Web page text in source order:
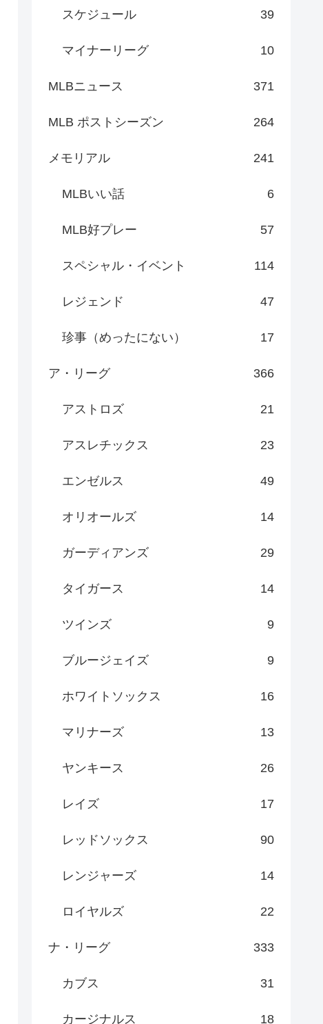
スケジュール 39
マイナーリーグ 10
MLBニュース 371
MLB ポストシーズン 264
メモリアル 241
MLBいい話 6
MLB好プレー 57
スペシャル・イベント 114
レジェンド 47
珍事（めったにない） 17
ア・リーグ 366
アストロズ 21
アスレチックス 23
エンゼルス 49
オリオールズ 14
ガーディアンズ 29
タイガース 14
ツインズ 9
ブルージェイズ 9
ホワイトソックス 16
マリナーズ 13
ヤンキース 26
レイズ 17
レッドソックス 90
レンジャーズ 14
ロイヤルズ 22
ナ・リーグ 333
カブス 31
カージナルス 18